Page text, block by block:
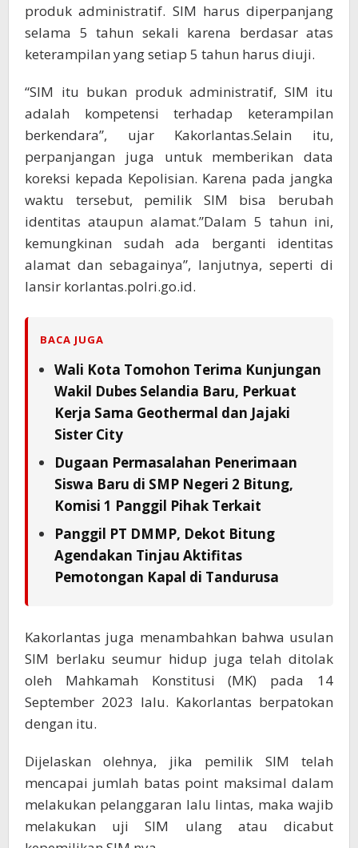
produk administratif. SIM harus diperpanjang
selama 5 tahun sekali karena berdasar atas
keterampilan yang setiap 5 tahun harus diuji.
“SIM itu bukan produk administratif, SIM itu
adalah kompetensi terhadap keterampilan
berkendara”, ujar Kakorlantas.Selain itu,
perpanjangan juga untuk memberikan data
koreksi kepada Kepolisian. Karena pada jangka
waktu tersebut, pemilik SIM bisa berubah
identitas ataupun alamat.”Dalam 5 tahun ini,
kemungkinan sudah ada berganti identitas
alamat dan sebagainya”, lanjutnya, seperti di
lansir korlantas.polri.go.id.
BACA JUGA
Wali Kota Tomohon Terima Kunjungan
Wakil Dubes Selandia Baru, Perkuat
Kerja Sama Geothermal dan Jajaki
Sister City
Dugaan Permasalahan Penerimaan
Siswa Baru di SMP Negeri 2 Bitung,
Komisi 1 Panggil Pihak Terkait
Panggil PT DMMP, Dekot Bitung
Agendakan Tinjau Aktifitas
Pemotongan Kapal di Tandurusa
Kakorlantas juga menambahkan bahwa usulan
SIM berlaku seumur hidup juga telah ditolak
oleh Mahkamah Konstitusi (MK) pada 14
September 2023 lalu. Kakorlantas berpatokan
dengan itu.
Dijelaskan olehnya, jika pemilik SIM telah
mencapai jumlah batas point maksimal dalam
melakukan pelanggaran lalu lintas, maka wajib
melakukan uji SIM ulang atau dicabut